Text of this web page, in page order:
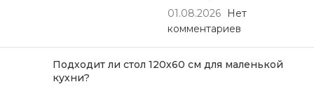
01.08.2026
Нет
комментариев
Подходит ли стол 120х60 см для маленькой
кухни?